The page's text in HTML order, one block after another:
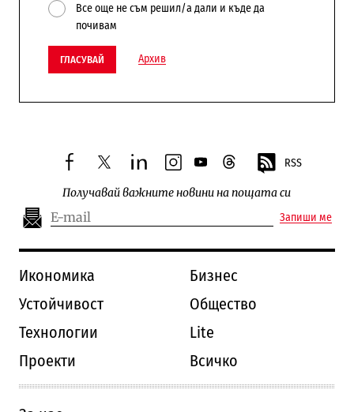
Все още не съм решил/а дали и къде да
почивам
ГЛАСУВАЙ Архив
facebooktwitterlinkedininstagram
youtubethreads RSS
Получавай важните новини на пощата си
Запиши ме
Икономика
Бизнес
Устойчивост
Общество
Технологии
Lite
Проекти
Всичко